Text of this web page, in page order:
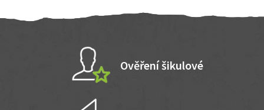
Ověření šikulové